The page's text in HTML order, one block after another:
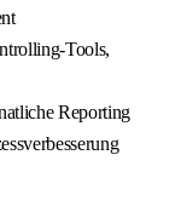
Reporting